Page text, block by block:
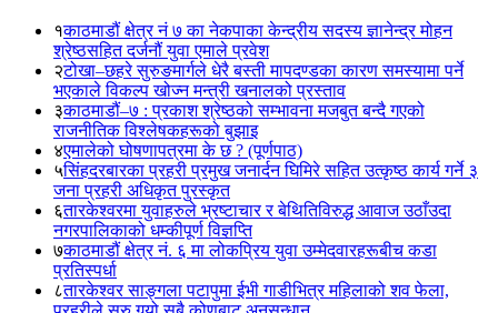
१काठमाडौं क्षेत्र नं ७ का नेकपाका केन्द्रीय सदस्य ज्ञानेन्द्र मोहन
श्रेष्ठसहित दर्जनौं युवा एमाले प्रवेश
२टोखा–छहरे सुरुङमार्गले धेरै बस्ती मापदण्डका कारण समस्यामा पर्ने
भएकाले विकल्प खोज्न मन्त्री खनालको प्रस्ताव
३काठमाडौं–७ : प्रकाश श्रेष्ठको सम्भावना मजबुत बन्दै गएको
राजनीतिक विश्लेषकहरूको बुझाइ
४एमालेको घोषणापत्रमा के छ ? (पूर्णपाठ)
५सिंहदरबारका प्रहरी प्रमुख जनार्दन घिमिरे सहित उत्कृष्ठ कार्य गर्ने ३
जना प्रहरी अधिकृत पुरस्कृत
६तारकेश्वरमा युवाहरुले भ्रष्टाचार र बेथितिविरुद्ध आवाज उठाँउदा
नगरपालिकाको धम्कीपूर्ण विज्ञप्ति
७काठमाडौं क्षेत्र नं. ६ मा लोकप्रिय युवा उम्मेदवारहरूबीच कडा
प्रतिस्पर्धा
८तारकेश्वर साङ्गला पटापुमा ईभी गाडीभित्र महिलाको शव फेला,